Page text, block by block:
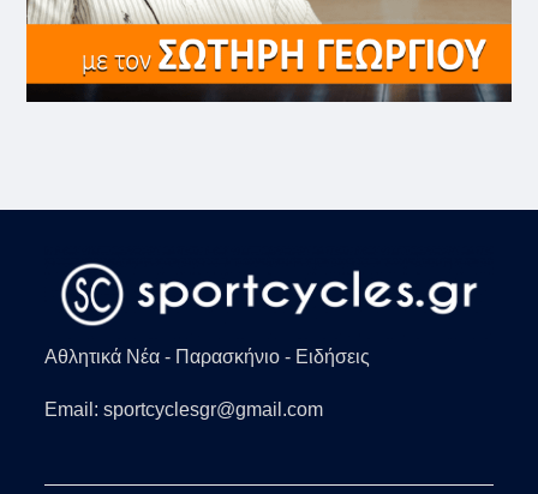
Αθλητικά Νέα - Παρασκήνιο - Ειδήσεις
Email: sportcyclesgr@gmail.com